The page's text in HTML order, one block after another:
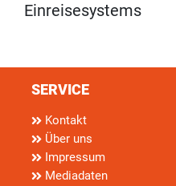
Einreisesystems
SERVICE
Kontakt
Über uns
Impressum
Mediadaten